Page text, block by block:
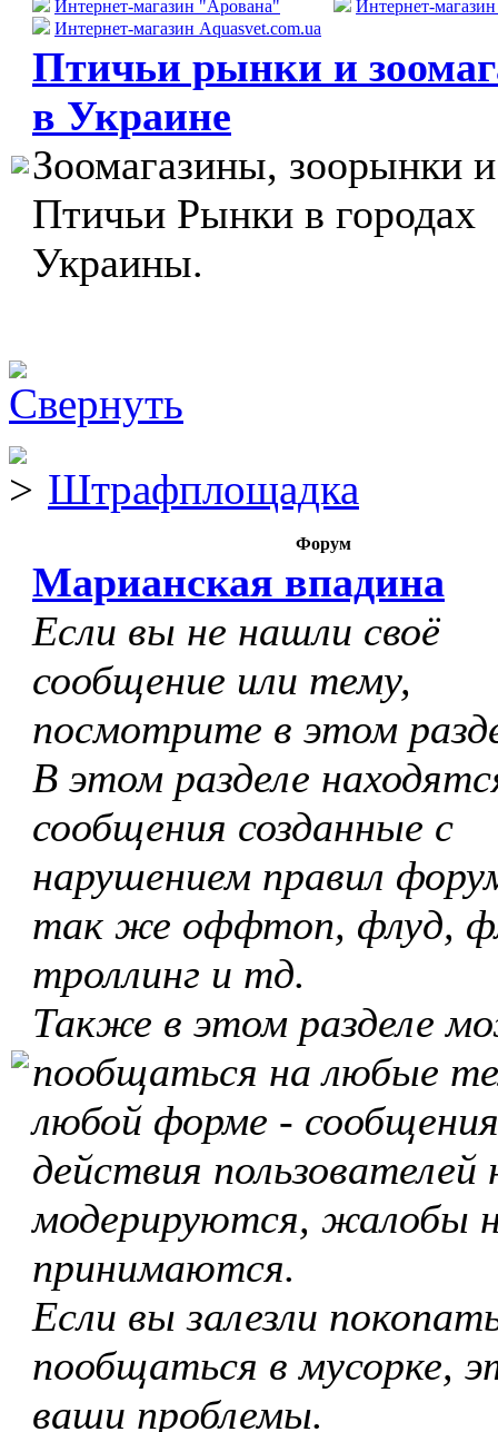
Интернет-магазин "Арована"
Интернет-магазин Aquasvet.com.ua
Интернет-
Птичьи рынки и
в Украине
Зоомагазины, зоорынки и
Птичьи Рынки в городах
Украины.
Штрафплощадка
Форум
Марианская впадина
Если вы не нашли своё
сообщение или тему,
посмотрите в этом
В этом разделе
сообщения созданные с
нарушением правил
так же оффтоп, флуд,
троллинг и тд.
Также в этом разделе
пообщаться на любые
любой форме -
действия пользователей
модерируются, жалобы
принимаются.
Если вы залезли
пообщаться в мусорке,
ваши проблемы.